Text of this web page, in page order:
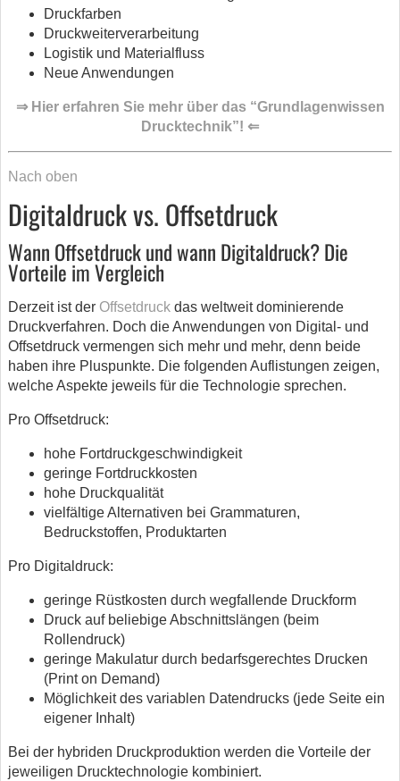
Druckfarben
Druckweiterverarbeitung
Logistik und Materialfluss
Neue Anwendungen
⇒ Hier erfahren Sie mehr über das “Grundlagenwissen
Drucktechnik”! ⇐
Nach oben
Digitaldruck vs. Offsetdruck
Wann Offsetdruck und wann Digitaldruck? Die
Vorteile im Vergleich
Derzeit ist der Offsetdruck das weltweit dominierende
Druckverfahren. Doch die Anwendungen von Digital- und
Offsetdruck vermengen sich mehr und mehr, denn beide
haben ihre Pluspunkte. Die folgenden Auflistungen zeigen,
welche Aspekte jeweils für die Technologie sprechen.
Pro Offsetdruck:
hohe Fortdruckgeschwindigkeit
geringe Fortdruckkosten
hohe Druckqualität
vielfältige Alternativen bei Grammaturen,
Bedruckstoffen, Produktarten
Pro Digitaldruck:
geringe Rüstkosten durch wegfallende Druckform
Druck auf beliebige Abschnittslängen (beim
Rollendruck)
geringe Makulatur durch bedarfsgerechtes Drucken
(Print on Demand)
Möglichkeit des variablen Datendrucks (jede Seite ein
eigener Inhalt)
Bei der hybriden Druckproduktion werden die Vorteile der
jeweiligen Drucktechnologie kombiniert.